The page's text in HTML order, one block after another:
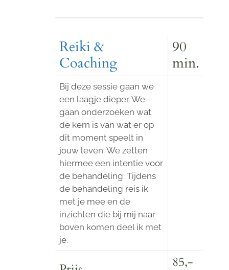
Reiki &
Coaching
90
min.
Bij deze sessie gaan we
een laagje dieper. We
gaan onderzoeken wat
de kern is van wat er op
dit moment speelt in
jouw leven. We zetten
hiermee een intentie voor
de behandeling. Tijdens
de behandeling reis ik
met je mee en de
inzichten die bij mij naar
boven komen deel ik met
je.
85,-